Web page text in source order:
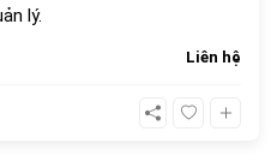
lý.
Liên hệ